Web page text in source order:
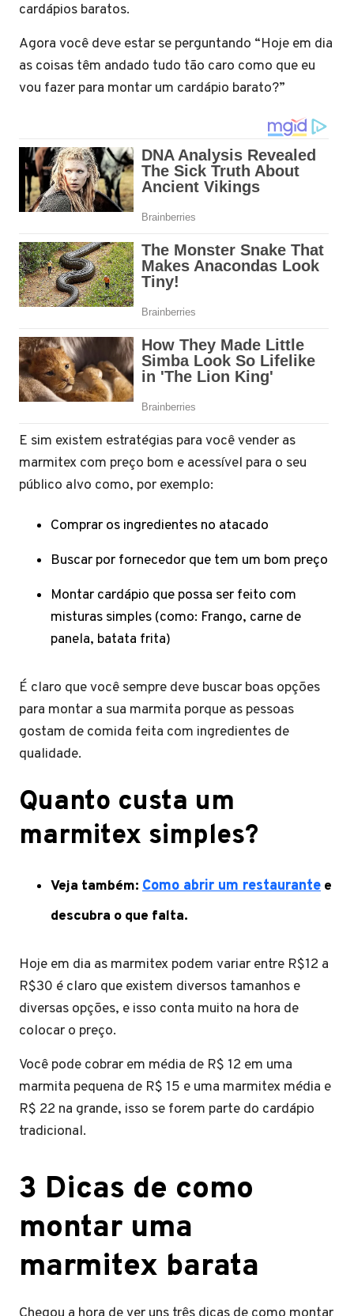
cardápios baratos.
Agora você deve estar se perguntando “Hoje em dia
as coisas têm andado tudo tão caro como que eu
vou fazer para montar um cardápio barato?”
E sim existem estratégias para você vender as
marmitex com preço bom e acessível para o seu
público alvo como, por exemplo:
Comprar os ingredientes no atacado
Buscar por fornecedor que tem um bom preço
Montar cardápio que possa ser feito com
misturas simples (como: Frango, carne de
panela, batata frita)
É claro que você sempre deve buscar boas opções
para montar a sua marmita porque as pessoas
gostam de comida feita com ingredientes de
qualidade.
Quanto custa um
marmitex simples?
Veja também: Como abrir um restaurante e
descubra o que falta.
Hoje em dia as marmitex podem variar entre R$12 a
R$30 é claro que existem diversos tamanhos e
diversas opções, e isso conta muito na hora de
colocar o preço.
Você pode cobrar em média de R$ 12 em uma
marmita pequena de R$ 15 e uma marmitex média e
R$ 22 na grande, isso se forem parte do cardápio
tradicional.
3 Dicas de como
montar uma
marmitex barata